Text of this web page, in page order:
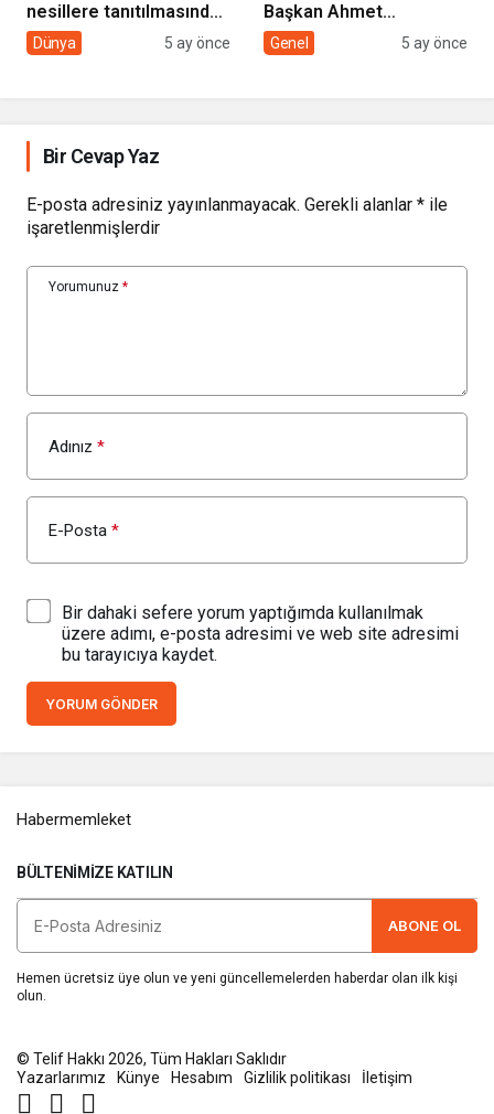
nesillere tanıtılmasında
sivil toplumun rolü
Dünya 5 ay önce
Başkan Ahmet
Çolakbayrakdar ile
Genel 5 ay önce
Bir Cevap Yaz
E-posta adresiniz yayınlanmayacak. Gerekli alanlar * ile
işaretlenmişlerdir
Yorumunuz *
Adınız *
E-Posta *
Bir dahaki sefere yorum yaptığımda kullanılmak
üzere adımı, e-posta adresimi ve web site adresimi
bu tarayıcıya kaydet.
YORUM GÖNDER
Habermemleket
BÜLTENIMIZE KATILIN
ABONE OL
Hemen ücretsiz üye olun ve yeni güncellemelerden haberdar olan ilk kişi
olun.
© Telif Hakkı 2026, Tüm Hakları Saklıdır
Yazarlarımız
Künye Hesabım Gizlilik politikası İletişim